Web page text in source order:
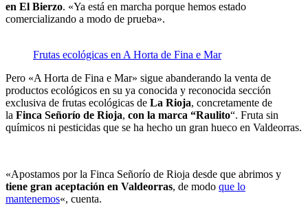
en El Bierzo. «Ya está en marcha porque hemos estado
comercializando a modo de prueba».
Frutas ecológicas en A Horta de Fina e Mar
Pero «A Horta de Fina e Mar» sigue abanderando la venta de
productos ecológicos en su ya conocida y reconocida sección
exclusiva de frutas ecológicas de La Rioja, concretamente de
la Finca Señorío de Rioja, con la marca “Raulito“. Fruta sin
químicos ni pesticidas que se ha hecho un gran hueco en Valdeorras.
«Apostamos por la Finca Señorío de Rioja desde que abrimos y
tiene gran aceptación en Valdeorras, de modo que lo
mantenemos«, cuenta.